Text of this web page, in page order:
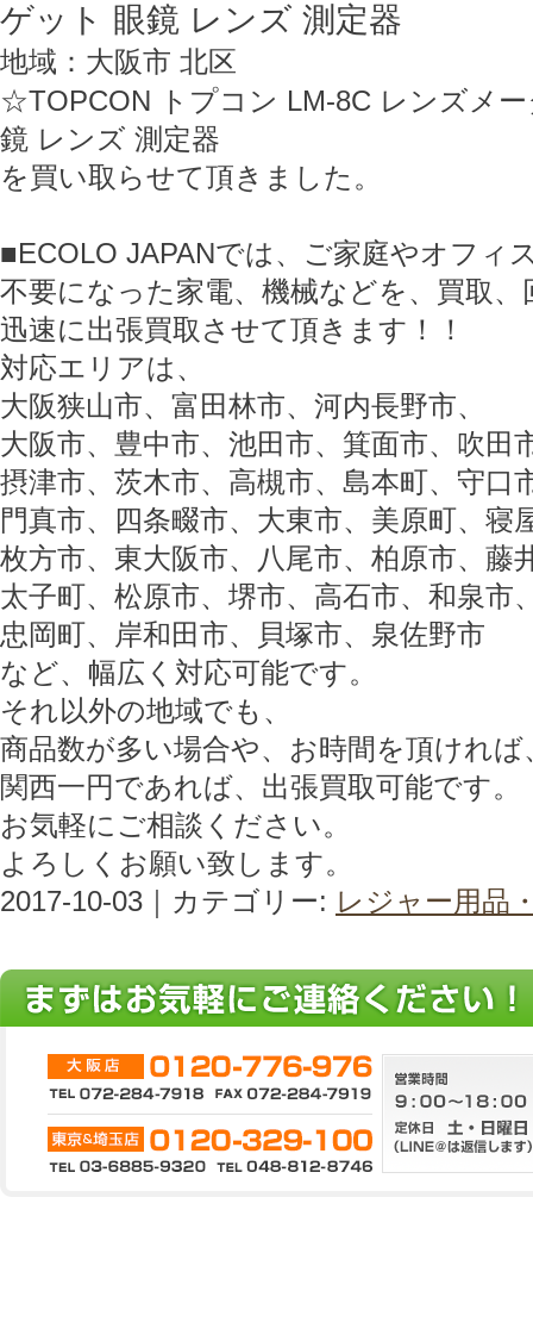
ゲット 眼鏡 レンズ 測定器
地域：大阪市 北区
☆TOPCON トプコン LM-8C レンズメ
鏡 レンズ 測定器
を買い取らせて頂きました。
■ECOLO JAPANでは、ご家庭やオフィ
不要になった家電、機械などを、買取
迅速に出張買取させて頂きます！！
対応エリアは、
大阪狭山市、富田林市、河内長野市、
大阪市、豊中市、池田市、箕面市、吹田
摂津市、茨木市、高槻市、島本町、守口
門真市、四条畷市、大東市、美原町、寝
枚方市、東大阪市、八尾市、柏原市、藤
太子町、松原市、堺市、高石市、和泉市
忠岡町、岸和田市、貝塚市、泉佐野市
など、幅広く対応可能です。
それ以外の地域でも、
商品数が多い場合や、お時間を頂ければ
関西一円であれば、出張買取可能です。
お気軽にご相談ください。
よろしくお願い致します。
2017-10-03｜カテゴリー: レジャー用品